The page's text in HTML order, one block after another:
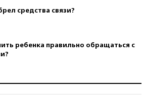
средства связи?
ребенка правильно обращаться с